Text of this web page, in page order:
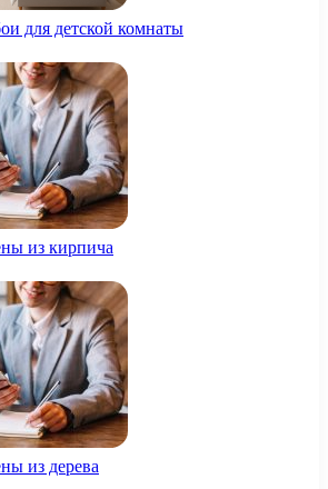
для детской комнаты
из кирпича
из дерева